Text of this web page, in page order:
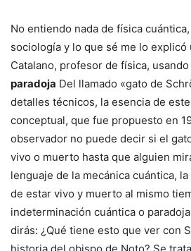
No entiendo nada de física
sociología y lo que sé me lo explicó
Catalano, profesor de física, usando
paradoja Del llamado «gato de
detalles técnicos, la esencia de
conceptual, que fue propuesto en
observador no puede decir si el
vivo o muerto hasta que alguien
lenguaje de la mecánica cuántica,
de estar vivo y muerto al mismo
indeterminación cuántica o
dirás: ¿Qué tiene esto que ver con